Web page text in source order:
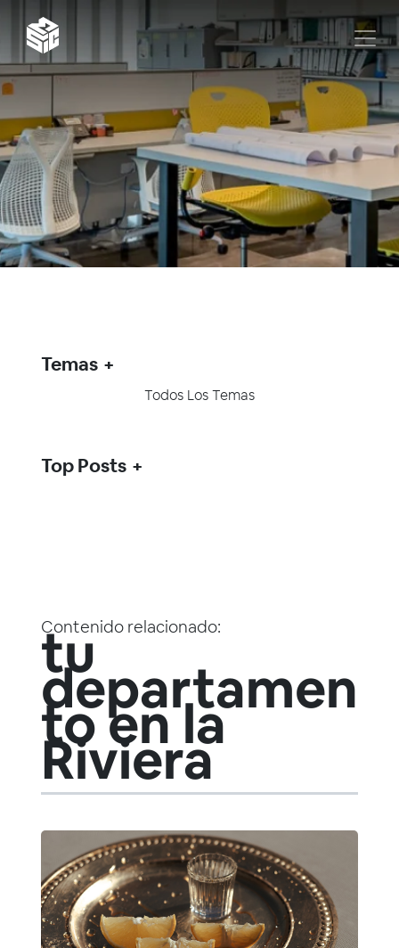
Contenido relacionado:
tu
departamen
to en la
Riviera
Temas
Todos Los Temas
Top Posts